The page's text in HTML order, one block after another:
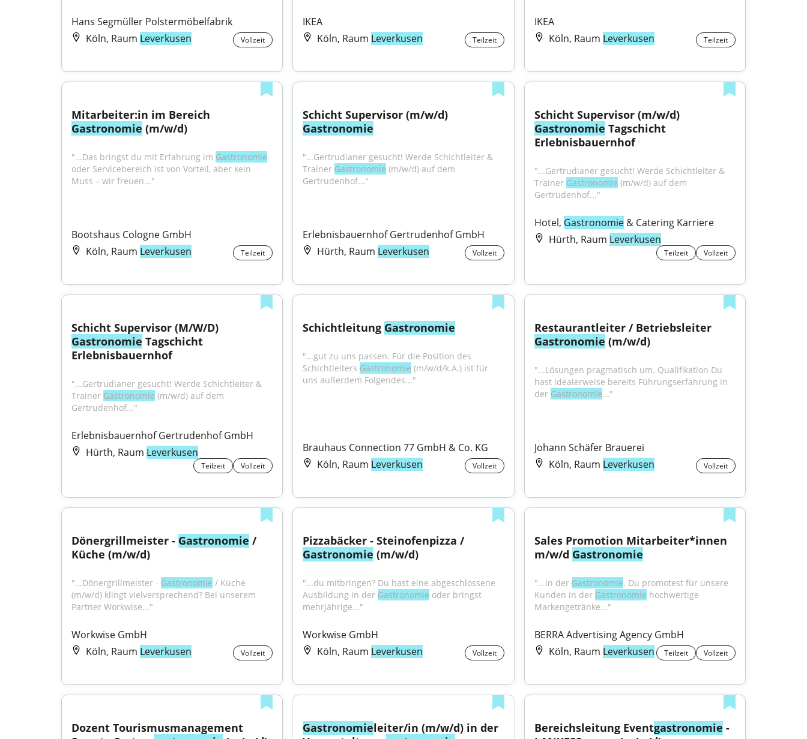
Hans Segmüller Polstermöbelfabrik
Köln, Raum Leverkusen Vollzeit
IKEA
Köln, Raum Leverkusen Teilzeit
IKEA
Köln, Raum Leverkusen Teilzeit
Gastronomie (m/w/d)
"...Das bringst du mit Erfahrung im Gastronomie-
oder Servicebereich ist von Vorteil, aber kein
Muss – wir freuen..."
Bootshaus Cologne GmbH
Köln, Raum Leverkusen Teilzeit
Gastronomie
"...Gertrudianer gesucht! Werde Schichtleiter &
Trainer Gastronomie (m/w/d) auf dem
Gertrudenhof..."
Erlebnisbauernhof Gertrudenhof GmbH
Hürth, Raum Leverkusen Vollzeit
Schicht Supervisor (m/w/d)
Gastronomie Tagschicht
Erlebnisbauernhof
"...Gertrudianer gesucht! Werde Schichtleiter &
Trainer Gastronomie (m/w/d) auf dem
Gertrudenhof..."
Hotel, Gastronomie & Catering Karriere
Hürth, Raum Leverkusen
Teilzeit Vollzeit
Gastronomie Tagschicht
Erlebnisbauernhof
"...Gertrudianer gesucht! Werde Schichtleiter &
Trainer Gastronomie (m/w/d) auf dem
Gertrudenhof..."
Erlebnisbauernhof Gertrudenhof GmbH
Hürth, Raum Leverkusen
Teilzeit Vollzeit
Schichtleitung Gastronomie
"...gut zu uns passen. Für die Position des
Schichtleiters Gastronomie (m/w/d/k.A.) ist für
uns außerdem Folgendes..."
Brauhaus Connection 77 GmbH & Co. KG
Köln, Raum Leverkusen Vollzeit
Restaurantleiter / Betriebsleiter
Gastronomie (m/w/d)
"...Lösungen pragmatisch um. Qualifikation Du
hast idealerweise bereits Führungserfahrung in
der Gastronomie..."
Johann Schäfer Brauerei
Köln, Raum Leverkusen Vollzeit
Dönergrillmeister - Gastronomie /
Küche (m/w/d)
"...Dönergrillmeister - Gastronomie / Küche
(m/w/d) klingt vielversprechend? Bei unserem
Partner Workwise..."
Workwise GmbH
Köln, Raum Leverkusen Vollzeit
Pizzabäcker - Steinofenpizza /
Gastronomie (m/w/d)
"...du mitbringen? Du hast eine abgeschlossene
Ausbildung in der Gastronomie oder bringst
mehrjährige..."
Workwise GmbH
Köln, Raum Leverkusen Vollzeit
Sales Promotion Mitarbeiter*innen
m/w/d Gastronomie
"...in der Gastronomie. Du promotest für unsere
Kunden in der Gastronomie hochwertige
Markengetränke..."
BERRA Advertising Agency GmbH
Köln, Raum Leverkusen Teilzeit Vollzeit
Dozent Tourismusmanagement
Gastronomieleiter/in (m/w/d) in der
Bereichsleitung Eventgastronomie -